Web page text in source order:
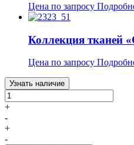
Цена по запросу
Коллекция тканей
Цена по запросу
Узнать наличие
+
-
+
-